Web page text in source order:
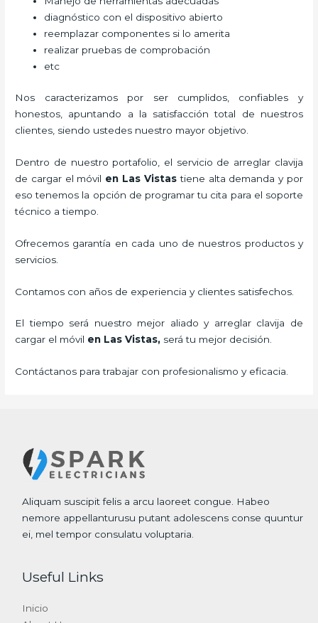
diagnóstico con el dispositivo abierto
reemplazar componentes si lo amerita
realizar pruebas de comprobación
etc
Nos caracterizamos por ser cumplidos, confiables y
honestos, apuntando a la satisfacción total de nuestros
clientes, siendo ustedes nuestro mayor objetivo.
Dentro de nuestro portafolio, el servicio de arreglar clavija
de cargar el móvil en Las Vistastiene alta demanda y por
eso tenemos la opción de programar tu cita para el soporte
técnico a tiempo.
Ofrecemos garantía en cada uno de nuestros productos y
servicios.
Contamos con años de experiencia y clientes satisfechos.
El tiempo será nuestro mejor aliado y arreglar clavija de
cargar el móvil en Las Vistas, será tu mejor decisión.
Contáctanos para trabajar con profesionalismo y eficacia.
Aliquam suscipit felis a arcu laoreet congue. Habeo
nemore appellanturusu putant adolescens conse quuntur
ei, mel tempor consulatu voluptaria.
Useful Links
Inicio